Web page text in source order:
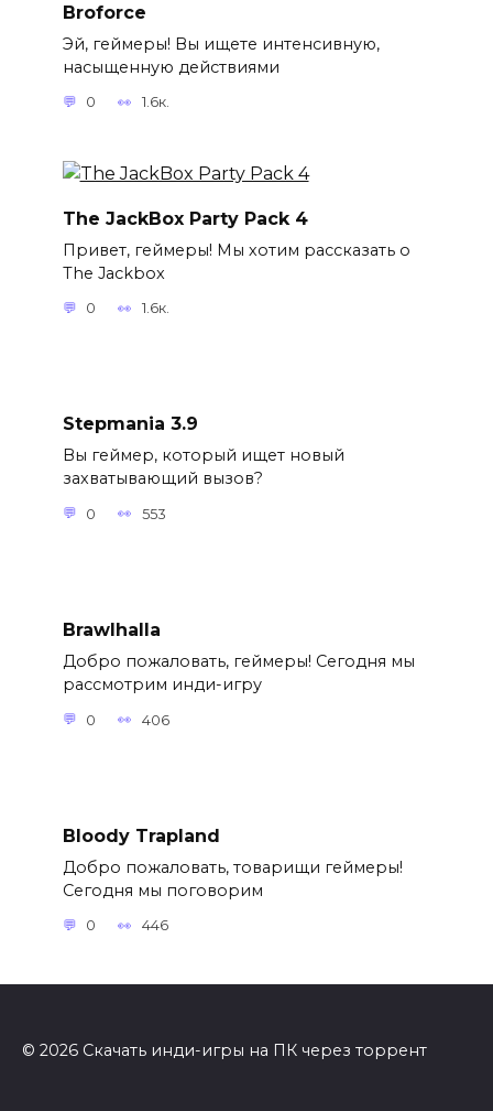
Broforce
Эй, геймеры! Вы ищете интенсивную,
насыщенную действиями
0 1.6к.
The JackBox Party Pack 4
Привет, геймеры! Мы хотим рассказать о
The Jackbox
0 1.6к.
Stepmania 3.9
Вы геймер, который ищет новый
захватывающий вызов?
0 553
Brawlhalla
Добро пожаловать, геймеры! Сегодня мы
рассмотрим инди-игру
0 406
Bloody Trapland
Добро пожаловать, товарищи геймеры!
Сегодня мы поговорим
0 446
© 2026 Скачать инди-игры на ПК через торрент